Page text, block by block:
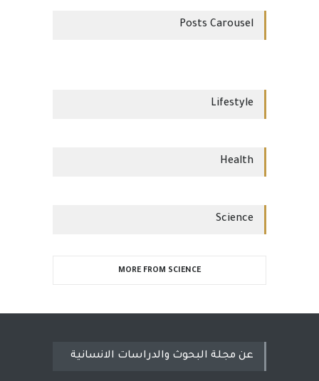
Posts Carousel
Lifestyle
Health
Science
MORE FROM SCIENCE
عن مجلة البحوث والدراسات الانسانية